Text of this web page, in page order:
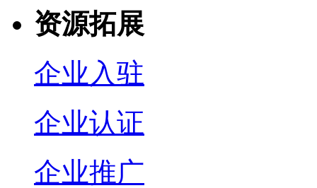
资源拓展
企业入驻
企业认证
企业推广